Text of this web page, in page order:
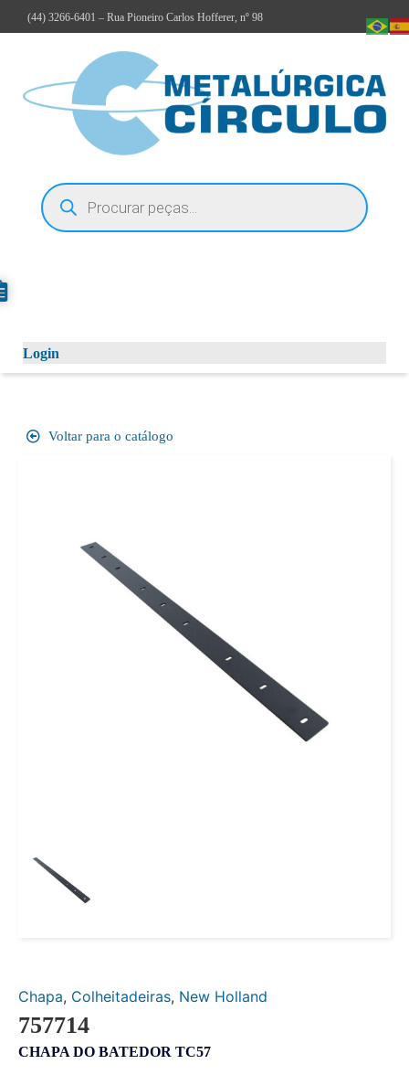
(44) 3266-6401 – Rua Pioneiro Carlos Hofferer, nº 98
Login
Voltar para o catálogo
Chapa, Colheitadeiras, New Holland
757714
CHAPA DO BATEDOR TC57